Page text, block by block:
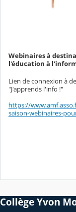
Webinaires à
l'éducation à
Lien de connexion à
"J'apprends l'info !"
https://
saison-webinaires-
Collège Yvon